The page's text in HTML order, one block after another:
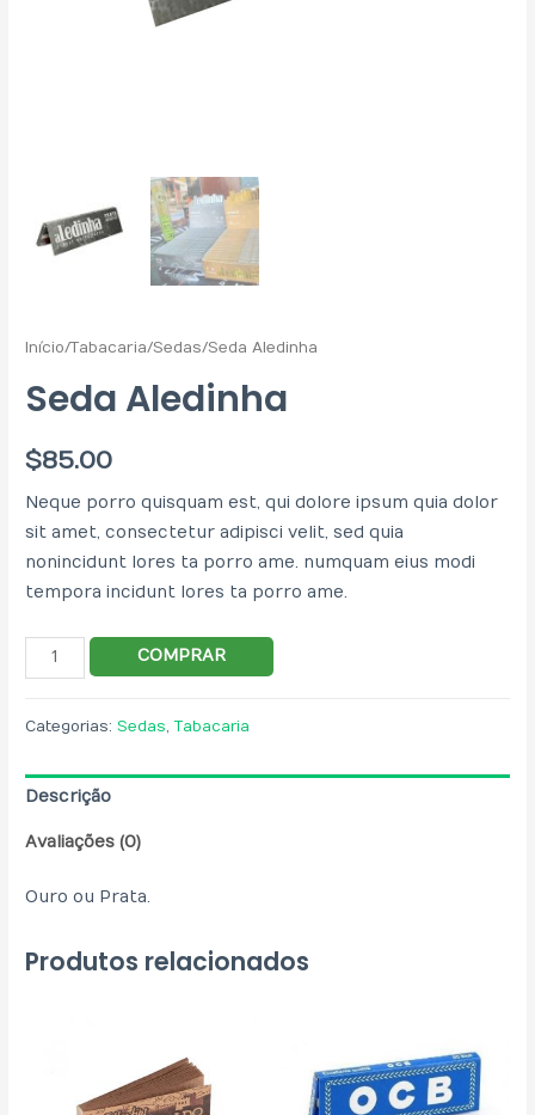
Início/Tabacaria/Sedas/ Seda Aledinha
Seda Aledinha
$85.00
Neque porro quisquam est, qui dolore ipsum quia dolor
sit amet, consectetur adipisci velit, sed quia
non incidunt lores ta porro ame. numquam eius modi
tempora incidunt lores ta porro ame.
COMPRAR
Categorias:Sedas,Tabacaria
Descrição
Avaliações (0)
Ouro ou Prata.
Produtos relacionados